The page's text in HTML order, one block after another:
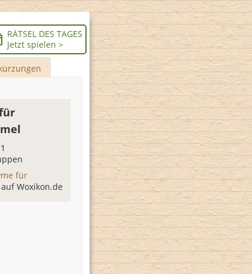
RÄTSEL DES TAGES
Jetzt spielen >
für
auf Woxikon.de